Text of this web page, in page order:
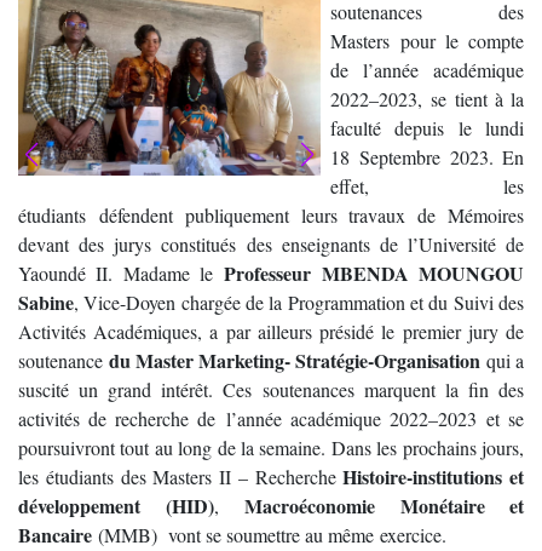
soutenances des
Masters pour le compte
de l’année académique
2022–2023, se tient à la
faculté depuis le lundi
18 Septembre 2023. En
effet, les
étudiants défendent publiquement leurs travaux de Mémoires
devant des jurys constitués des enseignants de l’Université de
Yaoundé II. Madame leProfesseur MBENDA MOUNGOU
Sabine, Vice-Doyen chargée de la Programmation et du Suivi des
Activités Académiques, a par ailleurs présidé le premier jury de
soutenance du Master Marketing- Stratégie-Organisation qui a
suscité un grand intérêt. Ces soutenances marquent la fin des
activités de recherche de l’année académique 2022–2023 et se
poursuivront tout au long de la semaine. Dans les prochains jours,
les étudiants des Masters II – RechercheHistoire-institutions et
développement (HID), Macroéconomie Monétaire et
Bancaire (MMB) vont se soumettre au même exercice.